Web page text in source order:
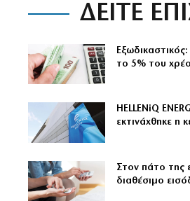
ΔΕΙΤΕ
το 5% του
HELLENiQ
εκτινάχθηκε η
Στον πάτο της
διαθέσιμο